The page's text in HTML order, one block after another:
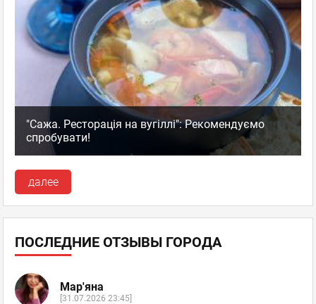
"Сажа. Ресторація на вугіллі": Рекомендуємо
спробувати!
далее
ПОСЛЕДНИЕ ОТЗЫВЫ ГОРОДА
Мар'яна
[31.07.2026 23:45]